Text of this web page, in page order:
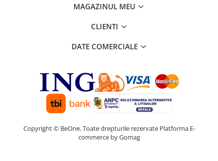
MAGAZINUL MEU
CLIENTI
DATE COMERCIALE
Copyright © BeOne. Toate drepturile rezervate Platforma E-
commerce by Gomag